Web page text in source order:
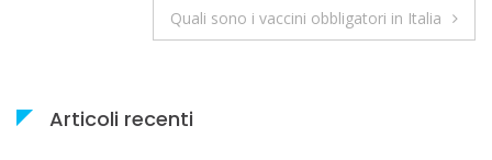
Quali sono i vaccini obbligatori in Italia
Articoli recenti